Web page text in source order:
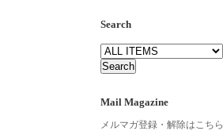
Search
Mail Magazine
メルマガ登録・解除はこちら